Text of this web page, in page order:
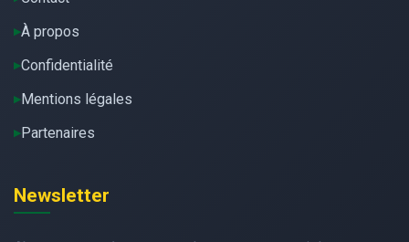
À propos
Confidentialité
Mentions légales
Partenaires
Newsletter